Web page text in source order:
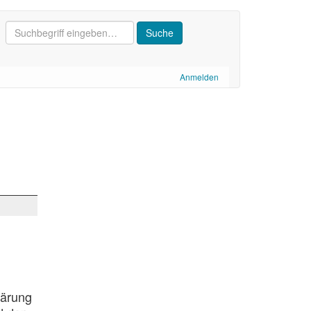
Anmelden